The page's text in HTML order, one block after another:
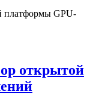
открытой